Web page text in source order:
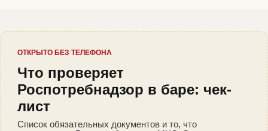
ОТКРЫТО БЕЗ ТЕЛЕФОНА
Что проверяет
Роспотребнадзор в баре: чек-
лист
Список обязательных документов и то, что